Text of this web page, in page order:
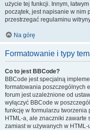
użycie tej funkcji. Innym,
początek, jest napisanie w nim
przestrzegać regulaminu
Na górę
Formatowanie i typy
Co to jest BBCode?
BBCode jest specjalną
formatowania poszczególnych
forum jest uzależnione od
wyłączyć BBCode w
funkcję w formularzu tworzenia
HTML-a, ale znaczniki zawarte
zamiast w używanych w